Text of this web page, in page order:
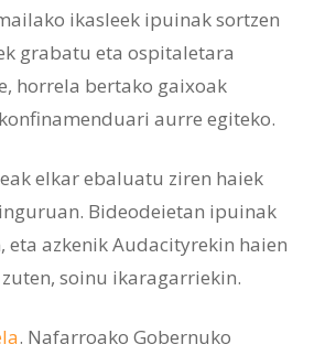
ikasleek ipuinak sortzen
grabatu eta ospitaletara
horrela bertako gaixoak
aurre egiteko.
elkar ebaluatu ziren haiek
Bideodeietan ipuinak
eta azkenik Audacityrekin haien
soinu ikaragarriekin.
. Nafarroako Gobernuko